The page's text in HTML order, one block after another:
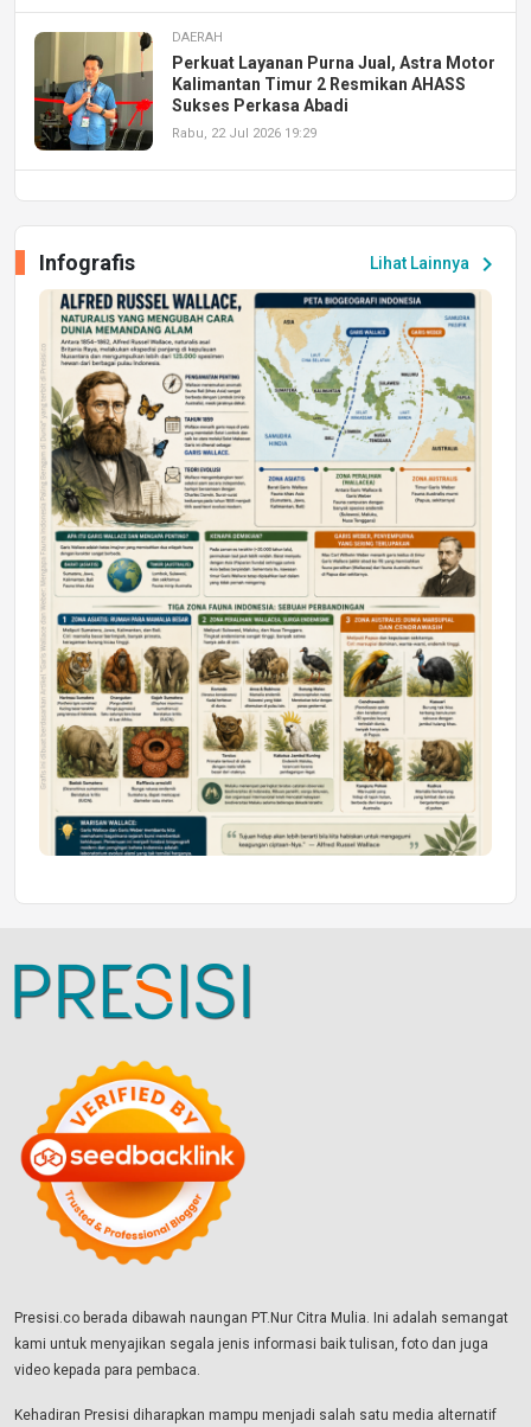
DAERAH
Perkuat Layanan Purna Jual, Astra Motor
Kalimantan Timur 2 Resmikan AHASS
Sukses Perkasa Abadi
Rabu, 22 Jul 2026 19:29
Peluang Kerja dan Magang
Jumat, 17 Jul 2026 22:30
DAERAH
Astra Motor Kalimantan Timur 2 Dukung
Mahasiswa Samarinda dalam Astra
Honda SDGs Future Leaders 2026
Jumat, 10 Jul 2026 19:01
Lihat Lainnya chevron_right
Infografis
Presisi.co berada dibawah naungan PT.Nur Citra Mulia. Ini adalah semangat
kami untuk menyajikan segala jenis informasi baik tulisan, foto dan juga
video kepada para pembaca.
Kehadiran Presisi diharapkan mampu menjadi salah satu media alternatif